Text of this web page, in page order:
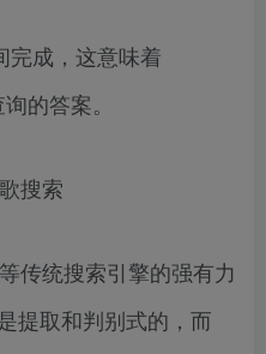
完成，这意味着
的答案。
搜索
传统搜索引擎的强有力
提取和判别式的，而